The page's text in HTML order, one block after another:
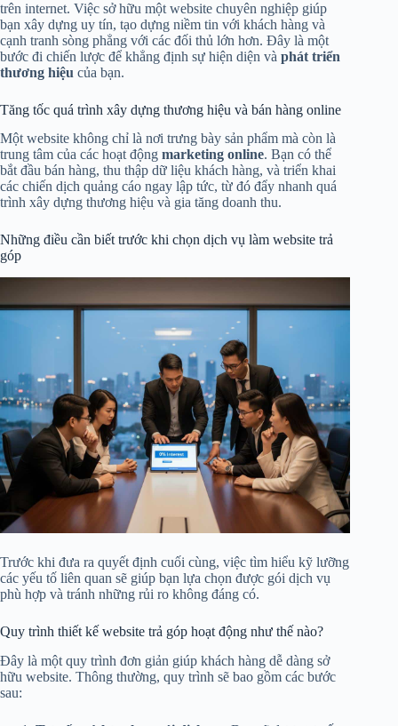
trên internet. Việc sở hữu một website chuyên nghiệp giúp
bạn xây dựng uy tín, tạo dựng niềm tin với khách hàng và
cạnh tranh sòng phẳng với các đối thủ lớn hơn. Đây là một
bước đi chiến lược để khẳng định sự hiện diện và phát triển
thương hiệu của bạn.
Tăng tốc quá trình xây dựng thương hiệu và bán hàng online
Một website không chỉ là nơi trưng bày sản phẩm mà còn là
trung tâm của các hoạt động marketing online. Bạn có thể
bắt đầu bán hàng, thu thập dữ liệu khách hàng, và triển khai
các chiến dịch quảng cáo ngay lập tức, từ đó đẩy nhanh quá
trình xây dựng thương hiệu và gia tăng doanh thu.
Những điều cần biết trước khi chọn dịch vụ làm website trả
góp
Trước khi đưa ra quyết định cuối cùng, việc tìm hiểu kỹ lưỡng
các yếu tố liên quan sẽ giúp bạn lựa chọn được gói dịch vụ
phù hợp và tránh những rủi ro không đáng có.
Quy trình thiết kế website trả góp hoạt động như thế nào?
Đây là một quy trình đơn giản giúp khách hàng dễ dàng sở
hữu website. Thông thường, quy trình sẽ bao gồm các bước
sau: